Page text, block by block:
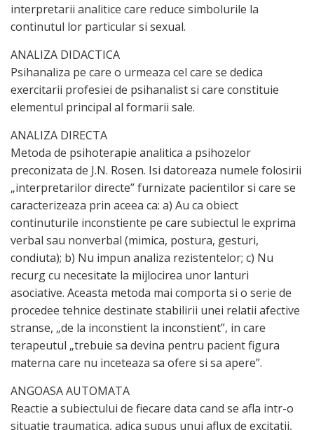
interpretarii analitice care reduce simbolurile la
continutul lor particular si sexual.
ANALIZA DIDACTICA
Psihanaliza pe care o urmeaza cel care se dedica
exercitarii profesiei de psihanalist si care constituie
elementul principal al formarii sale.
ANALIZA DIRECTA
Metoda de psihoterapie analitica a psihozelor
preconizata de J.N. Rosen. Isi datoreaza numele folosirii
„interpretarilor directe” furnizate pacientilor si care se
caracterizeaza prin aceea ca: a) Au ca obiect
continuturile inconstiente pe care subiectul le exprima
verbal sau nonverbal (mimica, postura, gesturi,
condiuta); b) Nu impun analiza rezistentelor; c) Nu
recurg cu necesitate la mijlocirea unor lanturi
asociative. Aceasta metoda mai comporta si o serie de
procedee tehnice destinate stabilirii unei relatii afective
stranse, „de la inconstient la inconstient”, in care
terapeutul „trebuie sa devina pentru pacient figura
materna care nu inceteaza sa ofere si sa apere”.
ANGOASA AUTOMATA
Reactie a subiectului de fiecare data cand se afla intr-o
situatie traumatica, adica supus unui aflux de excitatii,